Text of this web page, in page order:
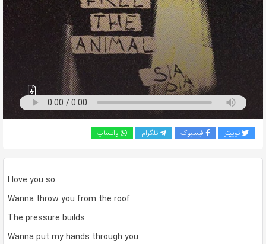
اشتراک
بگذارید.
توییتر فیسبوک تلگرام واتساپ
I love you so
Wanna throw you from the roof
The pressure builds
Wanna put my hands through you